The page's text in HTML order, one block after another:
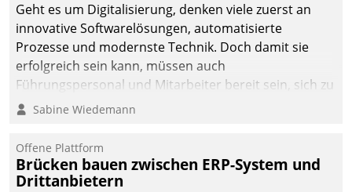
Geht es um Digitalisierung, denken viele zuerst an
innovative Softwarelösungen, automatisierte
Prozesse und modernste Technik. Doch damit sie
erfolgreich sein kann, müssen auch
Führungspersonal und Mitarbeiter bereit sein, sich zu
verändern und anzupassen, sonst werden sie an ihr
Sabine Wiedemann
Offene Plattform
Brücken bauen zwischen ERP-System und
Drittanbietern